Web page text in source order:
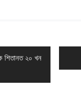
শিতানত ২০ খন